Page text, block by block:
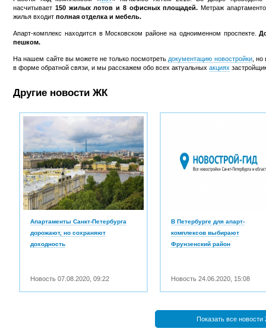
насчитывает150 жилых лотов и 8 офисных площадей. Метраж
жилья входитполная отделка и мебель.
Апарт-комплекс находится в Московском районе на одноименном проспекте.
пешком.
На нашем сайте вы можете не только посмотреть документацию новостройки, но
в форме обратной связи, и мы расскажем обо всех актуальныхакциях
Другие новости ЖК
Апартаменты Санкт-Петербурга
дорожают, но сохраняют
доходность
Новость07.08.2020 ,09:22
В Петербурге для апарт-
комплексов выбирают
Фрунзенский район
Новость24.06.2020 15:08
Показать все